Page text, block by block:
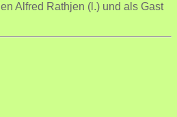
Alfred Rathjen (l.) und als Gast